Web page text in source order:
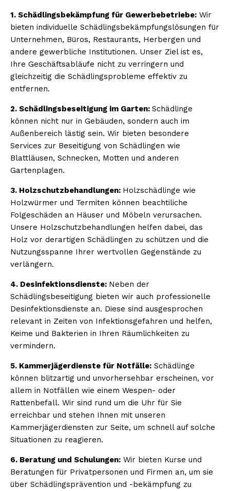
1. Schädlingsbekämpfung für Gewerbebetriebe: Wir
bieten individuelle Schädlingsbekämpfungslösungen für
Unternehmen, Büros, Restaurants, Herbergen und
andere gewerbliche Institutionen. Unser Ziel ist es,
Ihre Geschäftsabläufe nicht zu verringern und
gleichzeitig die Schädlingsprobleme effektiv zu
entfernen.
2. Schädlingsbeseitigung im Garten: Schädlinge
können nicht nur in Gebäuden, sondern auch im
Außenbereich lästig sein. Wir bieten besondere
Services zur Beseitigung von Schädlingen wie
Blattläusen, Schnecken, Motten und anderen
Gartenplagen.
3. Holzschutzbehandlungen: Holzschädlinge wie
Holzwürmer und Termiten können beachtiliche
Folgeschäden an Häuser und Möbeln verursachen.
Unsere Holzschutzbehandlungen helfen dabei, das
Holz vor derartigen Schädlingen zu schützen und die
Nutzungsspanne Ihrer wertvollen Gegenstände zu
verlängern.
4. Desinfektionsdienste: Neben der
Schädlingsbeseitigung bieten wir auch professionelle
Desinfektionsdienste an. Diese sind ausgesprochen
relevant in Zeiten von Infektionsgefahren und helfen,
Keime und Bakterien in Ihren Räumlichkeiten zu
vermindern.
5. Kammerjägerdienste für Notfälle: Schädlinge
können blitzartig und unvorhersehbar erscheinen, vor
allem in Notfällen wie einem Wespen- oder
Rattenbefall. Wir sind rund um die Uhr für Sie
erreichbar und stehen Ihnen mit unseren
Kammerjägerdiensten zur Seite, um schnell auf solche
Situationen zu reagieren.
6. Beratung und Schulungen: Wir bieten Kurse und
Beratungen für Privatpersonen und Firmen an, um sie
über Schädlingsprävention und -bekämpfung zu